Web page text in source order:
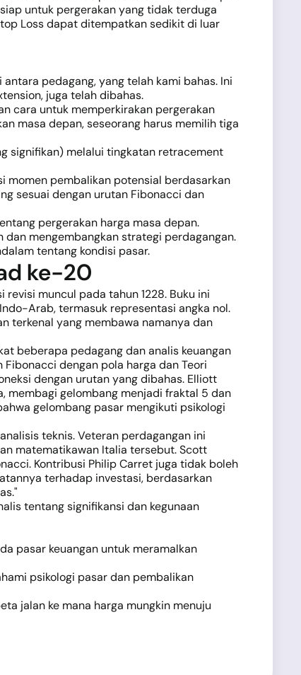
untuk pergerakan yang tidak terduga
Loss dapat ditempatkan sedikit di luar
pedagang, yang telah kami bahas. Ini
juga telah dibahas.
cara untuk memperkirakan pergerakan
masa depan, seseorang harus memilih tiga
signifikan) melalui tingkatan retracement
momen pembalikan potensial berdasarkan
sesuai dengan urutan Fibonacci dan
pergerakan harga masa depan.
mengembangkan strategi perdagangan.
tentang kondisi pasar.
ke-20
muncul pada tahun 1228. Buku ini
Arab, termasuk representasi angka nol.
terkenal yang membawa namanya dan
beberapa pedagang dan analis keuangan
dengan pola harga dan Teori
dengan urutan yang dibahas. Elliott
membagi gelombang menjadi fraktal 5 dan
gelombang pasar mengikuti psikologi
teknis. Veteran perdagangan ini
matematikawan Italia tersebut. Scott
Kontribusi Philip Carret juga tidak boleh
terhadap investasi, berdasarkan
tentang signifikansi dan kegunaan
pasar keuangan untuk meramalkan
psikologi pasar dan pembalikan
jalan ke mana harga mungkin menuju